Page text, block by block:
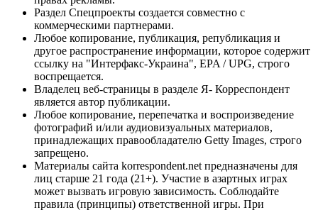
Раздел Спецпроекты создается совместно с
коммерческими партнерами.
Любое копирование, публикация, републикация и
другое распространение информации, которое содержит
ссылку на "Интерфакс-Украина", EPA / UPG, строго
воспрещается.
Владелец веб-страницы в разделе Я- Корреспондент
является автор публикации.
Любое копирование, перепечатка и воспроизведение
фотографий и/или аудиовизуальных материалов,
принадлежащих правообладателю Getty Images, строго
запрещено.
Материалы сайта korrespondent.net предназначены для
лиц старше 21 года (21+). Участие в азартных играх
может вызвать игровую зависимость. Соблюдайте
правила (принципы) ответственной игры. При